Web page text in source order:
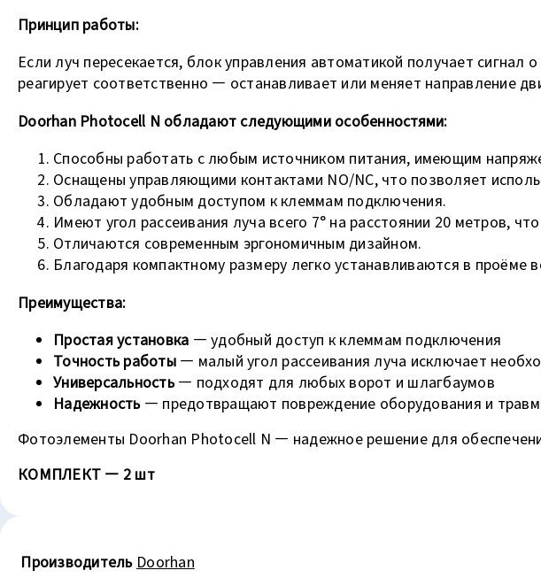
Принцип работы:
Если луч пересекается, блок управления автоматикой получает
реагирует соответственно — останавливает или меняет направление
Doorhan Photocell Nобладают следующими особенностями:
Способны работать с любым источником питания, имеющим
Оснащены управляющими контактами NO/NC, что позволяет
Обладают удобным доступом к клеммам подключения.
Имеют угол рассеивания луча всего 7° на расстоянии 20 метров,
Отличаются современным эргономичным дизайном.
Благодаря компактному размеру легко устанавливаются в проёме
Преимущества:
Простая установка — удобный доступ к клеммам подключения
Точность работы— малый угол рассеивания луча исключает
Универсальность— подходят для любых ворот и шлагбаумов
Надежность— предотвращают повреждение оборудования и
Фотоэлементы Doorhan Photocell N — надежное решение для
КОМПЛЕКТ — 2 шт
Производитель Doorhan